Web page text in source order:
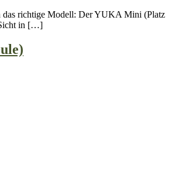
das richtige Modell: Der YUKA Mini (Platz
Sicht in […]